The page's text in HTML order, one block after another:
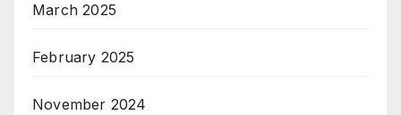
March 2025
February 2025
November 2024